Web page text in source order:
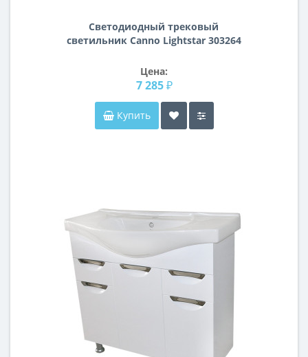
Светодиодный трековый
светильник Canno Lightstar 303264
Цена:
7 285 ₽
Купить